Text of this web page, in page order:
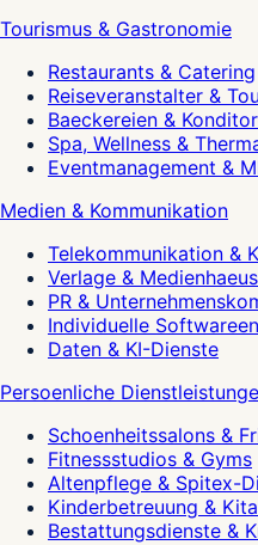
Tourismus & Gastronomie
Restaurants & Catering
Reiseveranstalter &
Baeckereien &
Spa, Wellness &
Eventmanagement &
Medien & Kommunikation
Telekommunikation &
Verlage &
PR &
Individuelle
Daten & KI-Dienste
Persoenliche
Schoenheitssalons &
Fitnessstudios & Gyms
Altenpflege & Spitex-
Kinderbetreuung &
Bestattungsdienste &